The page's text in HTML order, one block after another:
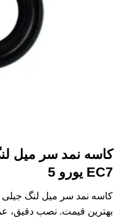
کاسه نمد سر میل
EC7 یورو 5
بهترین قیمت. نصب دقیق،